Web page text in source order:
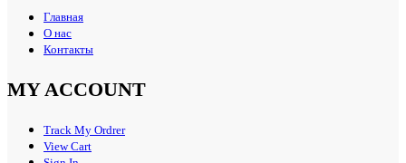
Главная
О нас
Контакты
MY ACCOUNT
Track My Ordrer
View Cart